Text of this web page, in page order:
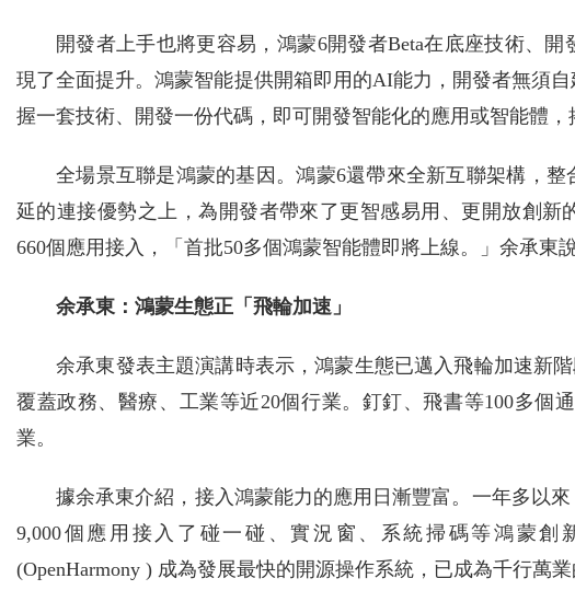
開發者上手也將更容易，鴻蒙6開發者Beta在底座技術、
現了全面提升。鴻蒙智能提供開箱即用的AI能力，開發者無須
握一套技術、開發一份代碼，即可開發智能化的應用或智能體，
全場景互聯是鴻蒙的基因。鴻蒙6還帶來全新互聯架構，
延的連接優勢之上，為開發者帶來了更智感易用、更開放創新
660個應用接入，「首批50多個鴻蒙智能體即將上線。」余承東說
余承東：鴻蒙生態正「飛輪加速」
余承東發表主題演講時表示，鴻蒙生態已邁入飛輪加速新
覆蓋政務、醫療、工業等近20個行業。釘釘、飛書等100多個
業。
據余承東介紹，接入鴻蒙能力的應用日漸豐富。一年多以
9,000個應用接入了碰一碰、實況窗、系統掃碼等鴻蒙
(OpenHarmony ) 成為發展最快的開源操作系統，已成為千行萬